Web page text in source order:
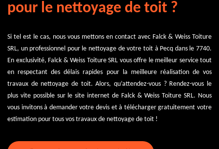
pour le nettoyage de toit ?
Si tel est le cas, nous vous mettons en contact avec Falck & Weiss Toiture
SRL, un professionnel pour le nettoyage de votre toit à Pecq dans le 7740.
En exclusivité, Falck & Weiss Toiture SRL vous offre le meilleur service tout
en respectant des délais rapides pour la meilleure réalisation de vos
travaux de nettoyage de toit. Alors, qu’attendez-vous ? Rendez-vous le
plus vite possible sur le site internet de Falck & Weiss Toiture SRL. Nous
vous invitons à demander votre devis et à télécharger gratuitement votre
estimation pour tous vos travaux de nettoyage de toit !